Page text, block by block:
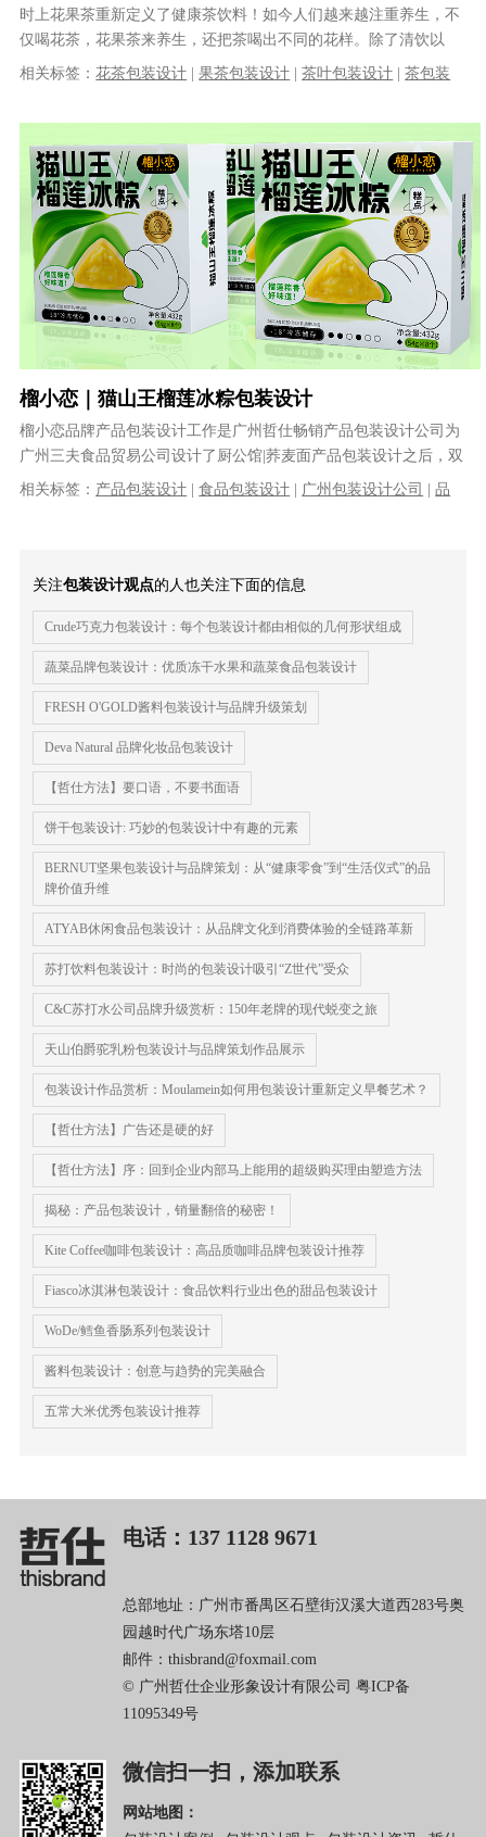
时上花果茶重新定义了健康茶饮料！如今人们越来越注重养生，不
仅喝花茶，花果茶来养生，还把茶喝出不同的花样。除了清饮以
外，加入有益花草、果汁等调饮茶也深受......
相关标签：花茶包装设计 |果茶包装设计 |茶叶包装设计 |茶包装
榴小恋｜猫山王榴莲冰粽包装设计
榴小恋品牌产品包装设计工作是广州哲仕畅销产品包装设计公司为
广州三夫食品贸易公司设计了厨公馆|荞麦面产品包装设计之后，双
方再次合作谁家的一款产品。产品上......
相关标签： 产品包装设计 |食品包装设计 广州包装设计公司 |品
关注包装设计观点的人也关注下面的信息
Crude巧克力包装设计：每个包装设计都由相似的几何形状组成
蔬菜品牌包装设计：优质冻干水果和蔬菜食品包装设计
FRESH O'GOLD酱料包装设计与品牌升级策划
Deva Natural 品牌化妆品包装设计
【哲仕方法】要口语，不要书面语
饼干包装设计: 巧妙的包装设计中有趣的元素
BERNUT坚果包装设计与品牌策划：从“健康零食”到“生活仪式”的品
牌价值升维
ATYAB休闲食品包装设计：从品牌文化到消费体验的全链路革新
苏打饮料包装设计：时尚的包装设计吸引“Z世代”受众
C&C苏打水公司品牌升级赏析：150年老牌的现代蜕变之旅
天山伯爵驼乳粉包装设计与品牌策划作品展示
包装设计作品赏析：Moulamein如何用包装设计重新定义早餐艺术？
【哲仕方法】广告还是硬的好
【哲仕方法】序：回到企业内部马上能用的超级购买理由塑造方法
揭秘：产品包装设计，销量翻倍的秘密！
Kite Coffee咖啡包装设计：高品质咖啡品牌包装设计推荐
Fiasco冰淇淋包装设计：食品饮料行业出色的甜品包装设计
WoDe/鳕鱼香肠系列包装设计
酱料包装设计：创意与趋势的完美融合
五常大米优秀包装设计推荐
电话：137 1128 9671
总部地址：广州市番禺区石壁街汉溪大道西283号奥
园越时代广场东塔10层
邮件：thisbrand@foxmail.com
© 广州哲仕企业形象设计有限公司 粤ICP备
11095349号
微信扫一扫，添加联系
网站地图：